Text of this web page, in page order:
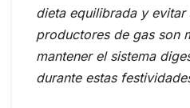
dieta equilibrada y evitar
productores de gas son
mantener el sistema
durante estas